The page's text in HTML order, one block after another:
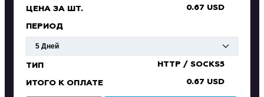
ЦЕНА ЗА ШТ. 0.67 USD
ПЕРИОД
ТИП HTTP / SOCKS5
ИТОГО К ОПЛАТЕ 0.67 USD